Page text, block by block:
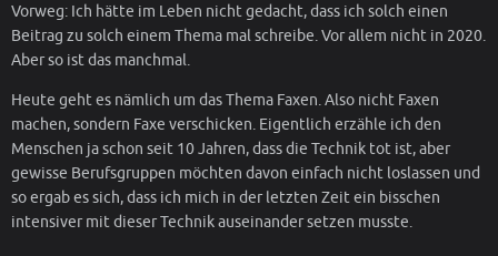
Vorweg: Ich hätte im Leben nicht gedacht, dass ich solch einen
Beitrag zu solch einem Thema mal schreibe. Vor allem nicht in 2020.
Aber so ist das manchmal.
Heute geht es nämlich um das Thema Faxen. Also nicht Faxen
machen, sondern Faxe verschicken. Eigentlich erzähle ich den
Menschen ja schon seit 10 Jahren, dass die Technik tot ist, aber
gewisse Berufsgruppen möchten davon einfach nicht loslassen und
so ergab es sich, dass ich mich in der letzten Zeit ein bisschen
intensiver mit dieser Technik auseinander setzen musste.